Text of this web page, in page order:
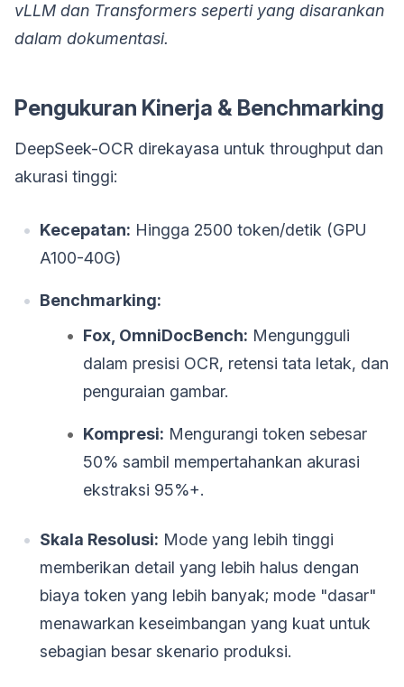
vLLM dan Transformers seperti yang disarankan
dalam dokumentasi.
Pengukuran Kinerja & Benchmarking
DeepSeek-OCR direkayasa untuk throughput dan
akurasi tinggi:
Kecepatan: Hingga 2500 token/detik (GPU
A100-40G)
Benchmarking:
Fox, OmniDocBench: Mengungguli
dalam presisi OCR, retensi tata letak, dan
penguraian gambar.
Kompresi: Mengurangi token sebesar
50% sambil mempertahankan akurasi
ekstraksi 95%+.
Skala Resolusi: Mode yang lebih tinggi
memberikan detail yang lebih halus dengan
biaya token yang lebih banyak; mode "dasar"
menawarkan keseimbangan yang kuat untuk
sebagian besar skenario produksi.